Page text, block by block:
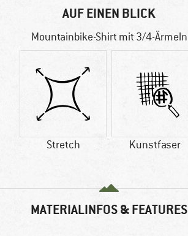
AUF EINEN BLICK
Mountainbike-Shirt mit 3/4-Ärmeln
Stretch Kunstfaser
MATERIALINFOS & FEATURES